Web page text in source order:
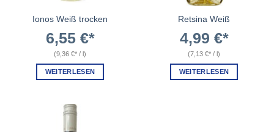
Ionos Weiß trocken
6,55 €
(9,36 € / l)
WEITERLESEN
Retsina Weiß
4,99 €
(7,13 € / l)
WEITERLESEN